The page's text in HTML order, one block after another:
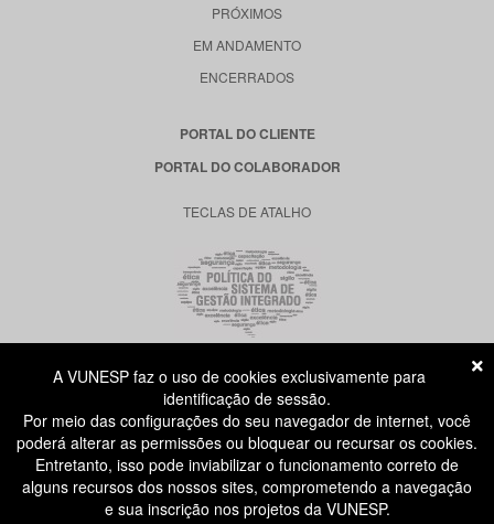
PRÓXIMOS
EM ANDAMENTO
ENCERRADOS
PORTAL DO CLIENTE
PORTAL DO COLABORADOR
TECLAS DE ATALHO
RUA DONA GERMAINE BURCHARD, 515
ÁGUA BRANCA - SÃO PAULO SP
CEP: 05002-062
ATENDIMENTO AO CANDIDATO
A VUNESP faz o uso de cookies exclusivamente para
identificação de sessão.
Por meio das configurações do seu navegador de internet, você
poderá alterar as permissões ou bloquear ou recursar os cookies.
Entretanto, isso pode inviabilizar o funcionamento correto de
alguns recursos dos nossos sites, comprometendo a navegação
e sua inscrição nos projetos da VUNESP.